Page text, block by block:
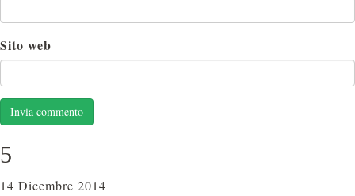
Sito web
5
14 Dicembre 2014